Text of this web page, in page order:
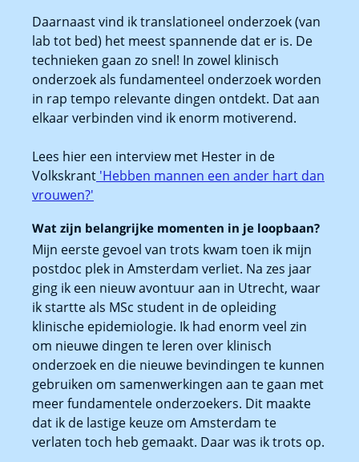
Daarnaast vind ik translationeel onderzoek (van
lab tot bed) het meest spannende dat er is. De
technieken gaan zo snel! In zowel klinisch
onderzoek als fundamenteel onderzoek worden
in rap tempo relevante dingen ontdekt. Dat aan
elkaar verbinden vind ik enorm motiverend.
Lees hier een interview met Hester in de
Volkskrant 'Hebben mannen een ander hart dan
vrouwen?'
Wat zijn belangrijke momenten in je loopbaan?
Mijn eerste gevoel van trots kwam toen ik mijn
postdoc plek in Amsterdam verliet. Na zes jaar
ging ik een nieuw avontuur aan in Utrecht, waar
ik startte als MSc student in de opleiding
klinische epidemiologie. Ik had enorm veel zin
om nieuwe dingen te leren over klinisch
onderzoek en die nieuwe bevindingen te kunnen
gebruiken om samenwerkingen aan te gaan met
meer fundamentele onderzoekers. Dit maakte
dat ik de lastige keuze om Amsterdam te
verlaten toch heb gemaakt. Daar was ik trots op.